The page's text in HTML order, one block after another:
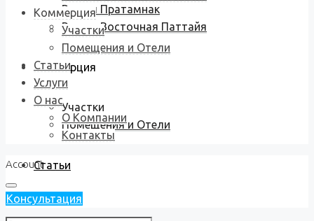
Виллы Пратамнак
Виллы Восточная Паттайя
Коммерция
Участки
Помещения и Отели
Статьи
Коммерция
Участки
Помещения и Отели
Статьи
Услуги
О нас
О Компании
Контакты
Account
Консультация